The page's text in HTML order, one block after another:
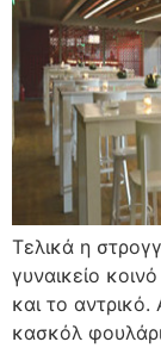
Τελικά η
γυναικείο
και το αντρικό.
κασκόλ